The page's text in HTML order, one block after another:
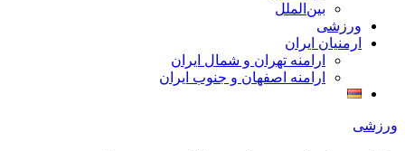
بین‌الملل
ورزشی
ارمنیان ایران
ارامنه تهران و شمال ایران
ارامنه اصفهان و جنوب ایران
ورزشی